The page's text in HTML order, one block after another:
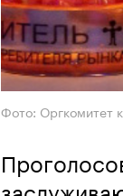
Фото: Оргкомитет